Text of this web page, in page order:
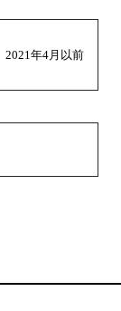
2021年4月以前